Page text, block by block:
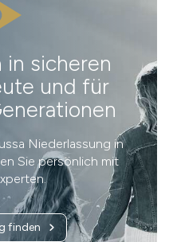
in sicheren
und für
Niederlassung in
Sie persönlich mit
finden